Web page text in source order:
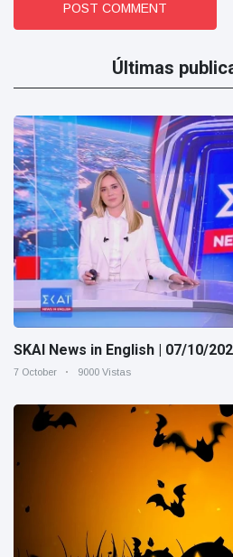
POST COMMENT
Últimas
SKAI News in English | 07/10/
7 October 9000 Vistas